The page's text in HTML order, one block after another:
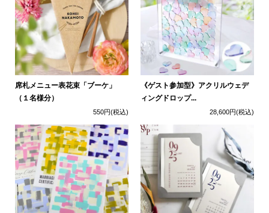
席札メニュー表花束「ブーケ」
（１名様分）
550円(税込)
《ゲスト参加型》アクリルウェデ
ィングドロップ...
28,600円(税込)